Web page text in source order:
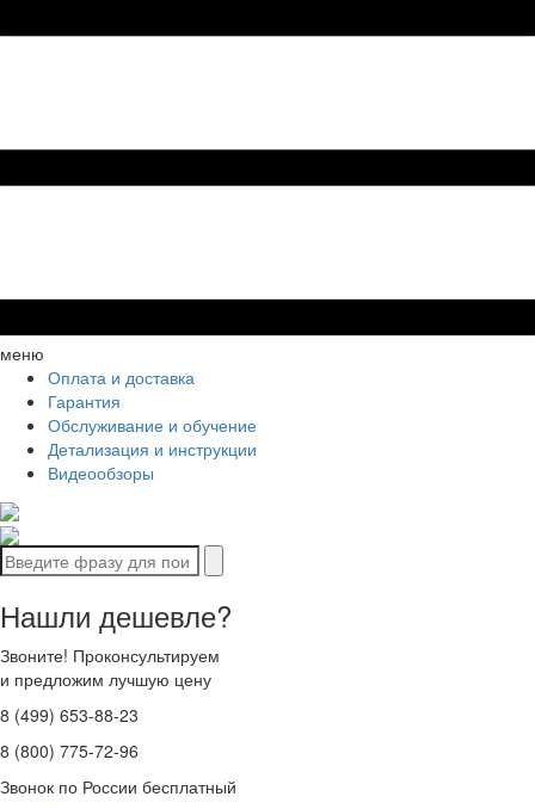
меню
Оплата и доставка
Гарантия
Обслуживание и обучение
Детализация и инструкции
Видеообзоры
Нашли дешевле?
Звоните! Проконсультируем
и предложим лучшую цену
8 (499) 653-88-23
8 (800) 775-72-96
Звонок по России бесплатный